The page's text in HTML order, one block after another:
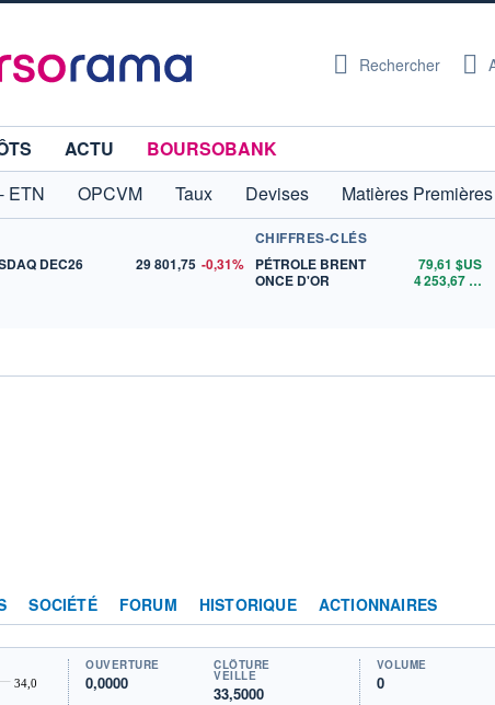
Rechercher
ACTU
BOURSOBANK
ETN OPCVM Taux Devises Matières Premières
DEC26 29 801,75 -0,31%
CHIFFRES-CLÉS
PÉTROLE BRENT
79,61 $US
ONCE D'OR
4 253,67$US
SOCIÉTÉ FORUM HISTORIQUE ACTIONNAIRES
34,0
OUVERTURE
0,0000
CLÔTURE
VEILLE
33,5000
VOLUME
0